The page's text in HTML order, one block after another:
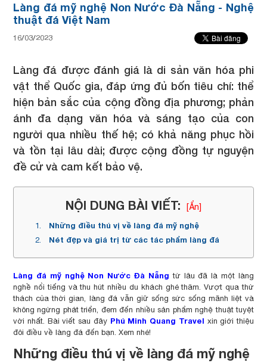
Làng đá mỹ nghệ Non Nước Đà Nẵng - Nghệ
thuật đá Việt Nam
16/03/2023
Làng đá được đánh giá là di sản văn hóa phi
vật thể Quốc gia, đáp ứng đủ bốn tiêu chí: thể
hiện bản sắc của cộng đồng địa phương; phản
ánh đa dạng văn hóa và sáng tạo của con
người qua nhiều thế hệ; có khả năng phục hồi
và tồn tại lâu dài; được cộng đồng tự nguyện
đề cử và cam kết bảo vệ.
NỘI DUNG BÀI VIẾT:
[Ẩn]
Những điều thú vị về làng đá mỹ nghệ
Nét đẹp và giá trị từ các tác phẩm làng đá
Làng đá mỹ nghệ Non Nước Đà Nẵng từ lâu đã là một làng
nghề nổi tiếng và thu hút nhiều du khách ghé thăm. Vượt qua thử
thách của thời gian, làng đá vẫn giữ sống sức sống mãnh liệt và
không ngừng phát triển, đem đến nhiều sản phẩm nghệ thuật tuyệt
vời nhất. Bài viết sau đây Phú Minh Quang Travel xin giới thiệu
đôi điều về làng đá đến bạn. Xem nhé!
Những điều thú vị về làng đá mỹ nghệ